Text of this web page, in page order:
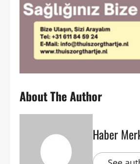
About The Author
Haber